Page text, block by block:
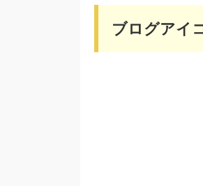
ブログアイ